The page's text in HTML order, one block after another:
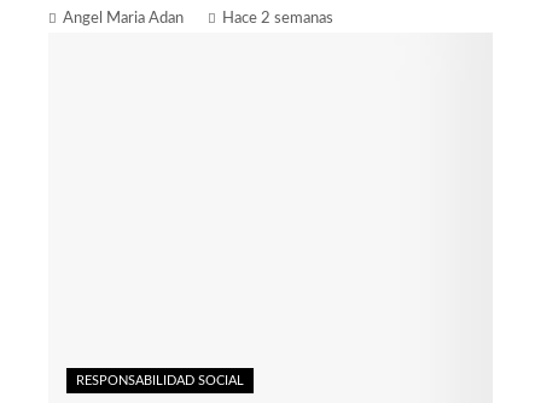
Angel Maria Adan Hace 2 semanas
RESPONSABILIDAD SOCIAL